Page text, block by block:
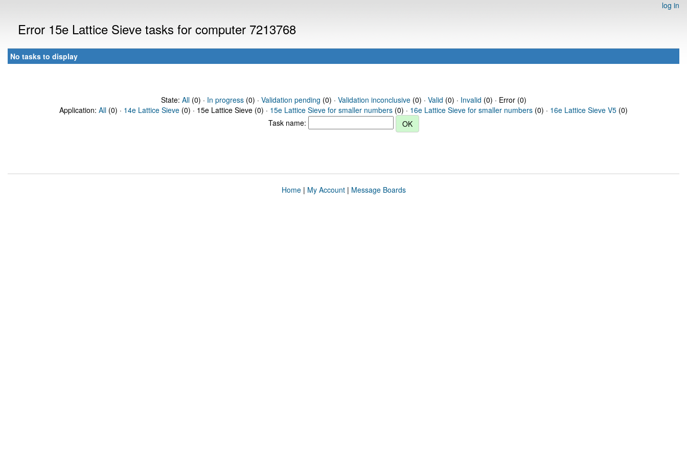
log in
Error 15e Lattice Sieve tasks for computer 7213768
No tasks to display
State: All(0) · In progress(0) · Validation pending (0) · Validation inconclusive(0) · Valid (0) · Invalid (0) · Error (0)
Application: All (0) · 14e Lattice Sieve (0) · 15e Lattice Sieve (0) · 15e Lattice Sieve for smaller numbers (0) · 16e Lattice Sieve for smaller numbers (0) · 16e Lattice Sieve V5 (0)
Task name:
Home| My Account| Message Boards